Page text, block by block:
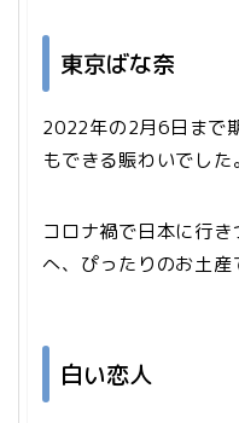
東京ばな奈
2022年の2月6日まで
もできる賑わいでした。
コロナ禍で日本に行
へ、ぴったりのお土産
白い恋人